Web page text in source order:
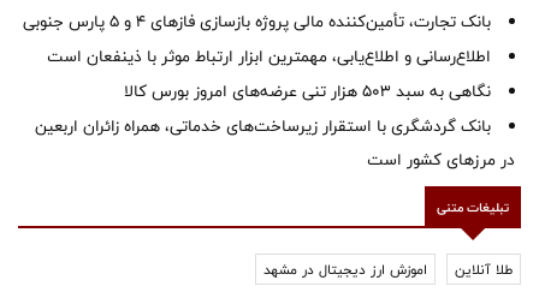
بانک تجارت، تأمین‌کننده مالی پروژه بازسازی فازهای ۴ و ۵ پارس جنوبی
اطلاع‌رسانی و اطلاع‌یابی، مهمترین ابزار ارتباط موثر با ذینفعان است
نگاهی به سبد ۵۰۳ هزار تنی عرضه‌های امروز بورس کالا
بانک گردشگری با استقرار زیرساخت‌های خدماتی، همراه زائران اربعین
در مرزهای کشور است
تبلیغات متنی
طلا آنلاین اموزش ارز دیجیتال در مشهد